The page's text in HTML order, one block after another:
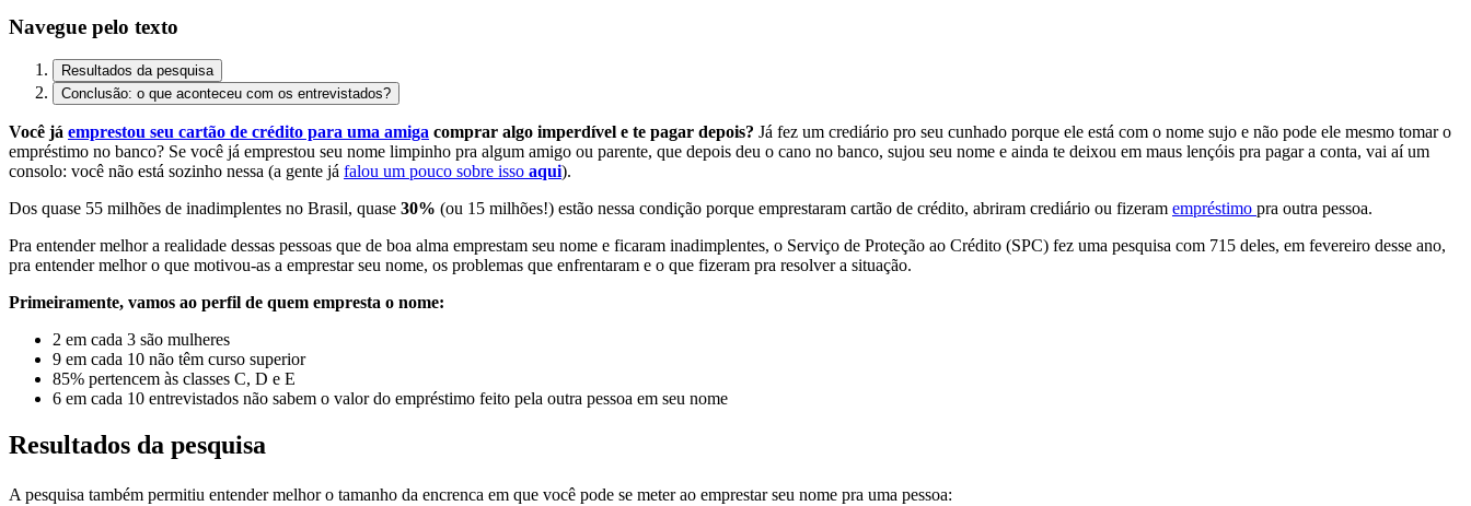
Navegue pelo texto
Resultados da pesquisa
Conclusão: o que aconteceu com os entrevistados?
Você já emprestou seu cartão de crédito para uma amiga comprar algo imperdível e te pagar depois? Já fez um crediário pro seu cunhado porque ele está com o nome sujo e não pode ele mesmo tomar o
empréstimo no banco? Se você já emprestou seu nome limpinho pra algum amigo ou parente, que depois deu o cano no banco, sujou seu nome e ainda te deixou em maus lençóis pra pagar a conta, vai aí um
consolo: você não está sozinho nessa (a gente já falou um pouco sobre isso aqui).
Dos quase 55 milhões de inadimplentes no Brasil, quase 30% (ou 15 milhões!) estão nessa condição porque emprestaram cartão de crédito, abriram crediário ou fizeram empréstimo pra outra pessoa.
Pra entender melhor a realidade dessas pessoas que de boa alma emprestam seu nome e ficaram inadimplentes, o Serviço de Proteção ao Crédito (SPC) fez uma pesquisa com 715 deles, em fevereiro desse ano,
pra entender melhor o que motivou-as a emprestar seu nome, os problemas que enfrentaram e o que fizeram pra resolver a situação.
Primeiramente, vamos ao perfil de quem empresta o nome:
2 em cada 3 são mulheres
9 em cada 10 não têm curso superior
85% pertencem às classes C, D e E
6 em cada 10 entrevistados não sabem o valor do empréstimo feito pela outra pessoa em seu nome
Resultados da pesquisa
A pesquisa também permitiu entender melhor o tamanho da encrenca em que você pode se meter ao emprestar seu nome pra uma pessoa: